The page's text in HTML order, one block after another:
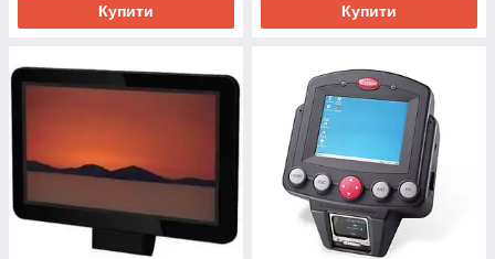
Купити Купити